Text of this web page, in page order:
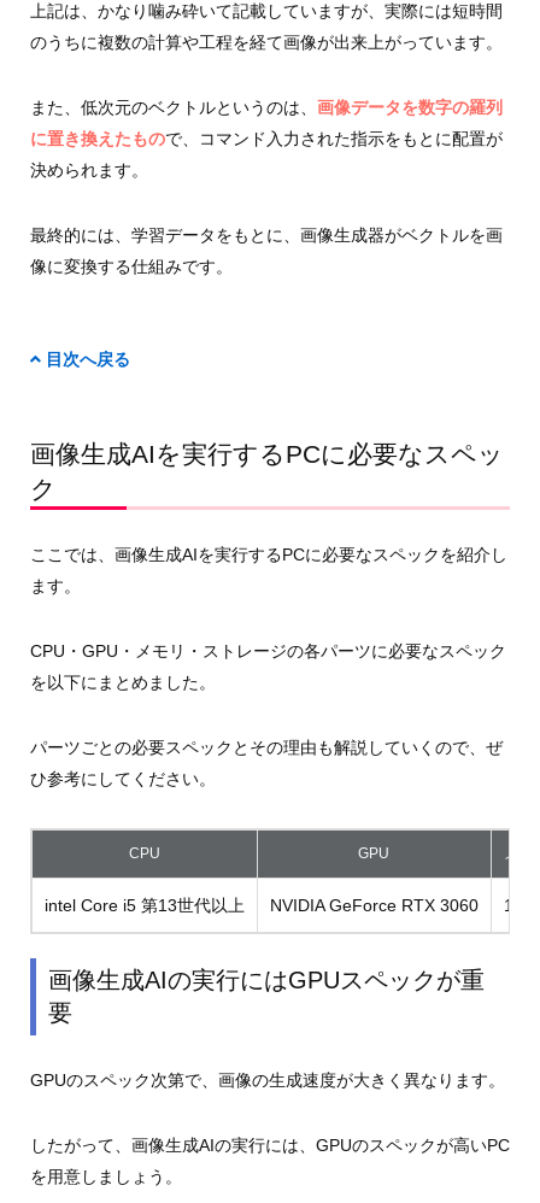
上記は、かなり噛み砕いて記載していますが、実際には短時間
のうちに複数の計算や工程を経て画像が出来上がっています。
また、低次元のベクトルというのは、 画像データを数字の羅列
に置き換えたもので、コマンド入力された指示をもとに配置が
決められます。
最終的には、学習データをもとに、画像生成器がベクトルを画
像に変換する仕組みです。
目次へ戻る
画像生成AIを実行するPCに必要なスペッ
ク
ここでは、画像生成AIを実行するPCに必要なスペックを紹介し
ます。
CPU・GPU・メモリ・ストレージの各パーツに必要なスペック
を以下にまとめました。
パーツごとの必要スペックとその理由も解説していくので、ぜ
ひ参考にしてください。
CPU GPU メモ
intel Core i5 第13世代以上 NVIDIA GeForce RTX 3060
画像生成AIの実行にはGPUスペックが重
要
GPUのスペック次第で、画像の生成速度が大きく異なります。
したがって、画像生成AIの実行には、GPUのスペックが高いPC
を用意しましょう。